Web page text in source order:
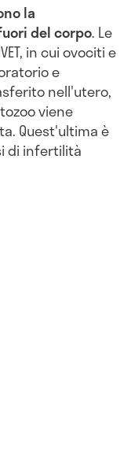
la
del corpo. Le
in cui ovociti e
e
nell'utero,
viene
Quest'ultima è
di infertilità